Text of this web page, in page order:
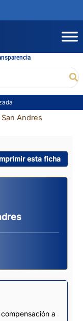
Andres
esta ficha
a